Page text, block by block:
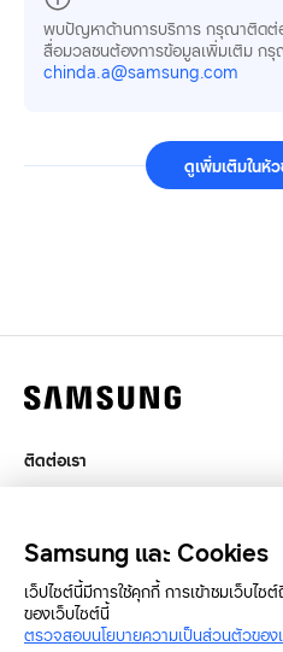
พบปัญหาด้านการบริการ กรุณาติดต่
สื่อมวลชนต้องการข้อมูลเพิ่มเติม ก
chinda.a@samsung.com
ดูเพิ่มเติมในหั
ติดต่อเรา
SAMSUNG.COM
Copyright© SAMSUNG All Rights
Samsung และ Cookies
เว็ปไซต์นี้มีการใช้คุกกี้ การเข้าชมเว็บไ
ของเว็บไซต์นี้
ตรวจสอบนโยบายความเป็นส่วนตัวของ